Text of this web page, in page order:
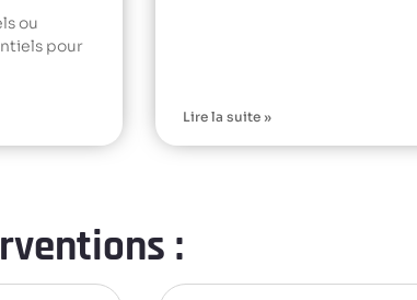
ou
pour
Lire la suite »
: